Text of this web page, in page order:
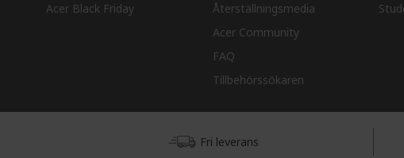
Acer Black Friday
Återställningsmedia
Acer Community
FAQ
Tillbehörssökaren
Fri leverans